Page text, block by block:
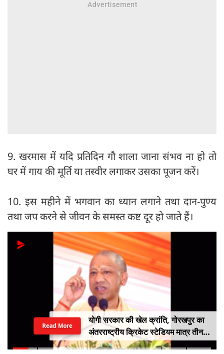
9. खरमास में यदि प्रतिदिन गौ शाला जाना संभव ना हो तो
घर में गाय की मूर्ति या तस्वीर लगाकर उसका पूजन करें।
10. इस महीने में भगवान का ध्यान लगाने तथा दान-पुण्य
तथा जप करने से जीवन के समस्त कष्ट दूर हो जाते हैं।
योगी सरकार की खेल क्रांति, गोरखपुर का
अंतरराष्ट्रीय क्रिकेट स्टेडियम मात्र तीन
महीने में लगभग 20% तैयार
Read More